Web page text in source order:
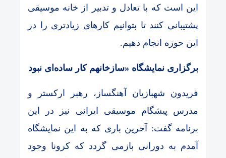
این است که با تعادل و تدبیر از خانه موسیقی
پشتیبانی کنند تا بتوانیم کارهای زیادتری را در
این حوزه انجام دهیم.
برگزاری نمایشگاه «سازخانهم کار ساده‌ای نبود
فریدون شهبازیان آهنگساز، رهبر ارکستر و
مدرس پیشگام موسیقی ایرانی نیز در این
برنامه گفت: آخرین باری که به این نمایشگاه
آمدم به دورانی بازمی گردد که کرونا وجود